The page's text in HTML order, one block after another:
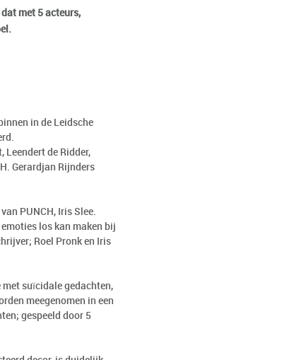
met 5 acteurs,
in de Leidsche
Leendert de Ridder,
Gerardjan Rijnders
PUNCH, Iris Slee.
los kan maken bij
Roel Pronk en Iris
suïcidale gedachten,
meegenomen in een
gespeeld door 5